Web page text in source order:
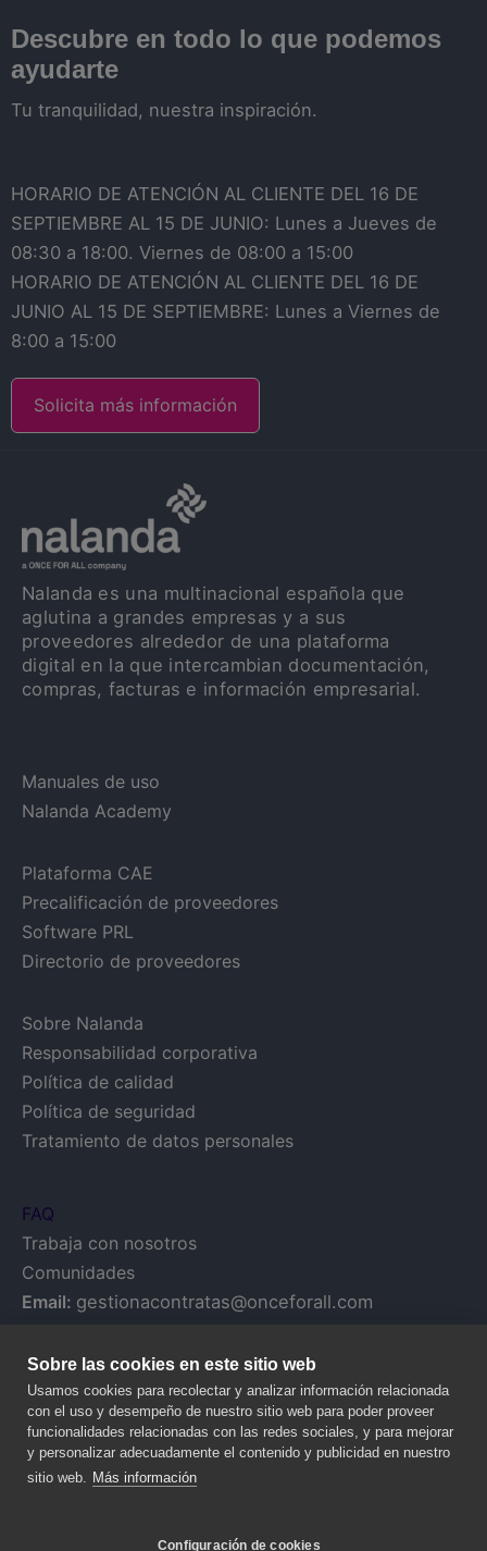
Descubre en todo lo que podemos
ayudarte
Tu tranquilidad, nuestra inspiración.
HORARIO DE ATENCIÓN AL CLIENTE DEL 16 DE
SEPTIEMBRE AL 15 DE JUNIO: Lunes a Jueves de
08:30 a 18:00. Viernes de 08:00 a 15:00
HORARIO DE ATENCIÓN AL CLIENTE DEL 16 DE
JUNIO AL 15 DE SEPTIEMBRE: Lunes a Viernes de
8:00 a 15:00
Solicita más información
Nalanda es una multinacional española que
aglutina a grandes empresas y a sus
proveedores alrededor de una plataforma
digital en la que intercambian documentación,
compras, facturas e información empresarial.
Manuales de uso
Nalanda Academy
Plataforma CAE
Precalificación de proveedores
Software PRL
Directorio de proveedores
Sobre Nalanda
Responsabilidad corporativa
Política de calidad
Política de seguridad
Tratamiento de datos personales
FAQ
Trabaja con nosotros
Comunidades
Email: gestionacontratas@onceforall.com
Sobre las cookies en este sitio web
Usamos cookies para recolectar y analizar información relacionada
con el uso y desempeño de nuestro sitio web para poder proveer
funcionalidades relacionadas con las redes sociales, y para mejorar
y personalizar adecuadamente el contenido y publicidad en nuestro
sitio web. Más información
Configuración de cookies